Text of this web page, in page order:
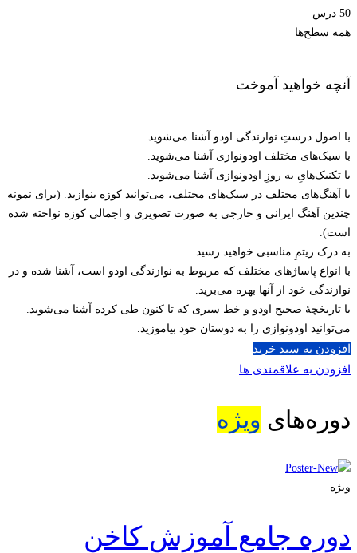
50 درس
همه سطح‌ها
آنچه خواهید آموخت
با اصول درستِ نوازندگی اودو آشنا می‌شوید.
با سبک‌های مختلف اودونوازی آشنا می‌شوید.
با تکنیک‌هایِ به روزِ اودونوازی آشنا می‌شوید.
با آهنگ‌های مختلف در سبک‌های مختلف، می‌توانید کوزه بنوازید. (برای نمونه
چندین آهنگ ایرانی و خارجی به صورت تصویری و اجمالی کوزه نواخته شده
است).
به درک ریتمِ مناسبی خواهید رسید.
با انواع پاساژهای مختلف که مربوط به نوازندگی اودو است، آشنا شده و در
نوازندگی خود از آنها بهره می‌برید.
با تاریخچۀ صحیح اودو و خط سیری که تا کنون طی کرده آشنا می‌شوید.
می‌توانید اودونوازی را به دوستان خود بیاموزید.
افزودن به سبد خرید
افزودن به علاقمندی ها
دوره‌های ویژه
ویژه
دوره جامع آموزش کاخن